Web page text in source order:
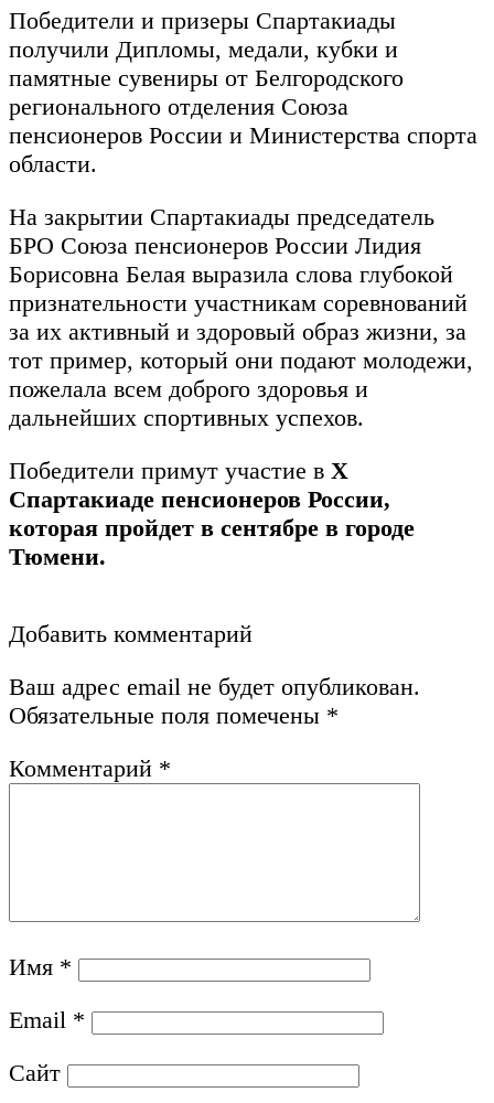
Победители и призеры Спартакиады
получили Дипломы, медали, кубки и
памятные сувениры от Белгородского
регионального отделения Союза
пенсионеров России и Министерства спорта
области.
На закрытии Спартакиады председатель
БРО Союза пенсионеров России Лидия
Борисовна Белая выразила слова глубокой
признательности участникам соревнований
за их активный и здоровый образ жизни, за
тот пример, который они подают молодежи,
пожелала всем доброго здоровья и
дальнейших спортивных успехов.
Победители примут участие в Х
Спартакиаде пенсионеров России,
которая пройдет в сентябре в городе
Тюмени.
Добавить комментарий
Ваш адрес email не будет опубликован.
Обязательные поля помечены *
Комментарий *
Имя *
Email *
Сайт